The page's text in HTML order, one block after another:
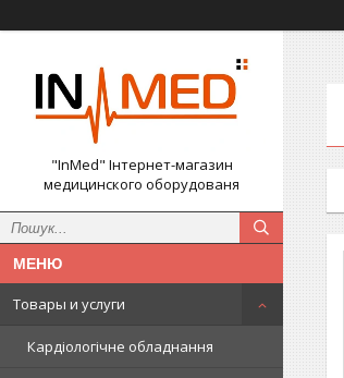
"InMed" Інтернет-магазин
медицинского оборудованя
Товары и услуги
Кардіологічне обладнання